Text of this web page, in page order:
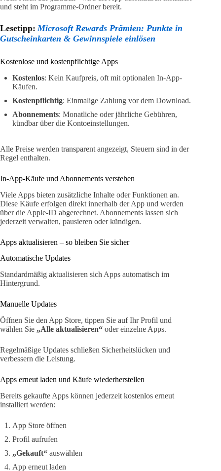
und steht im Programme-Ordner bereit.
Lesetipp: Microsoft Rewards Prämien: Punkte in
Gutscheinkarten & Gewinnspiele einlösen
Kostenlose und kostenpflichtige Apps
Kostenlos: Kein Kaufpreis, oft mit optionalen In-App-
Käufen.
Kostenpflichtig: Einmalige Zahlung vor dem Download.
Abonnements: Monatliche oder jährliche Gebühren,
kündbar über die Kontoeinstellungen.
Alle Preise werden transparent angezeigt, Steuern sind in der
Regel enthalten.
In-App-Käufe und Abonnements verstehen
Viele Apps bieten zusätzliche Inhalte oder Funktionen an.
Diese Käufe erfolgen direkt innerhalb der App und werden
über die Apple-ID abgerechnet. Abonnements lassen sich
jederzeit verwalten, pausieren oder kündigen.
Apps aktualisieren – so bleiben Sie sicher
Automatische Updates
Standardmäßig aktualisieren sich Apps automatisch im
Hintergrund.
Manuelle Updates
Öffnen Sie den App Store, tippen Sie auf Ihr Profil und
wählen Sie „Alle aktualisieren“ oder einzelne Apps.
Regelmäßige Updates schließen Sicherheitslücken und
verbessern die Leistung.
Apps erneut laden und Käufe wiederherstellen
Bereits gekaufte Apps können jederzeit kostenlos erneut
installiert werden:
App Store öffnen
Profil aufrufen
„Gekauft“ auswählen
App erneut laden